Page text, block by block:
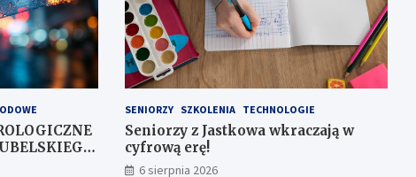
SENIORZY SZKOLENIA TECHNOLOGIE
Seniorzy z Jastkowa wkraczają w
cyfrową erę!
6 sierpnia 2026